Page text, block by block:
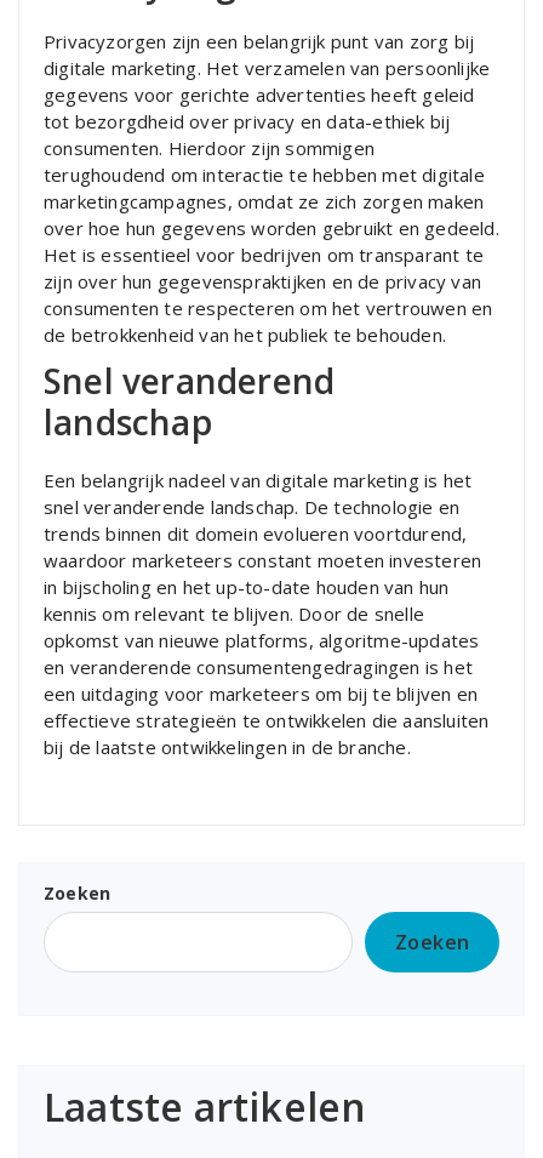
Privacyzorgen zijn een belangrijk punt van zorg bij
digitale marketing. Het verzamelen van persoonlijke
gegevens voor gerichte advertenties heeft geleid
tot bezorgdheid over privacy en data-ethiek bij
consumenten. Hierdoor zijn sommigen
terughoudend om interactie te hebben met digitale
marketingcampagnes, omdat ze zich zorgen maken
over hoe hun gegevens worden gebruikt en gedeeld.
Het is essentieel voor bedrijven om transparant te
zijn over hun gegevenspraktijken en de privacy van
consumenten te respecteren om het vertrouwen en
de betrokkenheid van het publiek te behouden.
Snel veranderend
landschap
Een belangrijk nadeel van digitale marketing is het
snel veranderende landschap. De technologie en
trends binnen dit domein evolueren voortdurend,
waardoor marketeers constant moeten investeren
in bijscholing en het up-to-date houden van hun
kennis om relevant te blijven. Door de snelle
opkomst van nieuwe platforms, algoritme-updates
en veranderende consumentengedragingen is het
een uitdaging voor marketeers om bij te blijven en
effectieve strategieën te ontwikkelen die aansluiten
bij de laatste ontwikkelingen in de branche.
Zoeken
Zoeken
Laatste artikelen